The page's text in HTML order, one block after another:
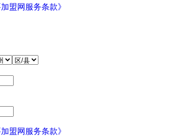
加盟网服务条款》
加盟网服务条款》